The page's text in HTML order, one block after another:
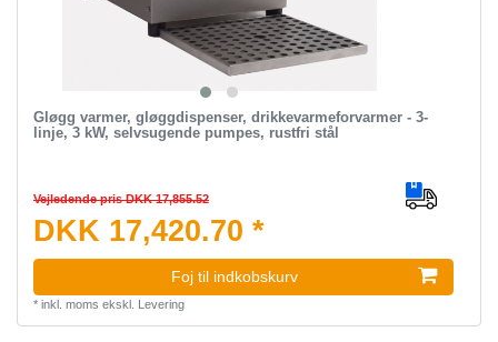
Gløgg varmer, gløggdispenser, drikkevarmeforvarmer - 3-
linje, 3 kW, selvsugende pumpes, rustfri stål
Vejledende pris DKK 17,855.52
DKK 17,420.70 *
Foj til indkobskurv
* inkl. moms ekskl. Levering